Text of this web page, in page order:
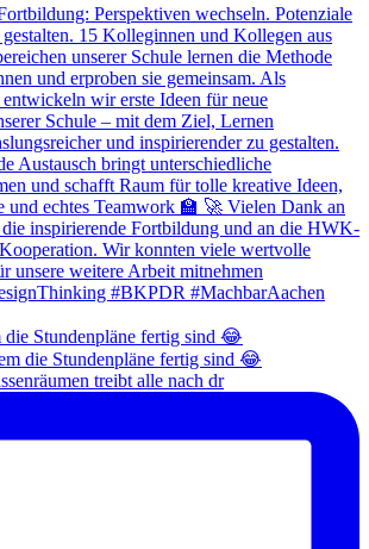
die Stundenpläne fertig sind 😂
treibt alle nach dr